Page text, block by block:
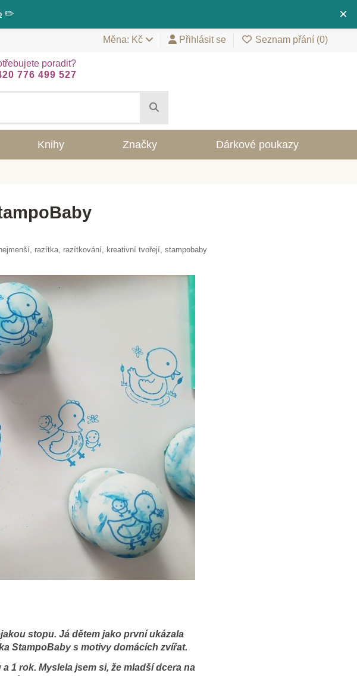
×
✏️
Měna: Kč Přihlásit se Seznam přání (0)
poradit?
776 499 527
Knihy Značky Dárkové poukazy
razítka, razítkování, kreativní tvořejí, stampobaby
stopu. Já dětem jako první ukázala
StampoBaby s motivy domácích zvířat.
1 rok. Myslela jsem si, že mladší dcera na